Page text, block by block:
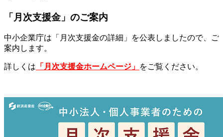
「月次支援金」のご案内
中小企業庁は「月次支援金の詳細」を公表しましたので、ご
案内します。
詳しくは 「月次支援金ホームページ」 をご覧ください。